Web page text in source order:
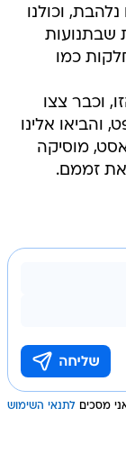
וכולנו
שבתנועות
כמו
וכבר צצו
והביאו אלינו
מוסיקה
את זממם.
מסכים לתנאי השימוש